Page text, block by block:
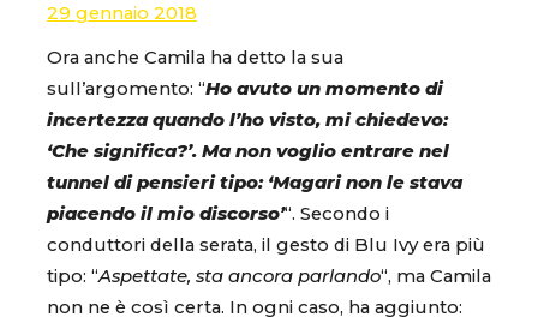
29 gennaio 2018
Ora anche Camila ha detto la sua
sull’argomento: “Ho avuto un momento di
incertezza quando l’ho visto, mi chiedevo:
‘Che significa?’. Ma non voglio entrare nel
tunnel di pensieri tipo: ‘Magari non le stava
piacendo il mio discorso’“. Secondo i
conduttori della serata, il gesto di Blu Ivy era più
tipo: “Aspettate, sta ancora parlando“, ma Camila
non ne è così certa. In ogni caso, ha aggiunto: